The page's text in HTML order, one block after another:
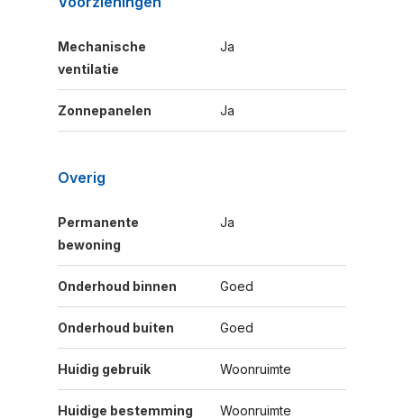
Mechanische
ventilatie
Ja
Zonnepanelen Ja
Overig
Permanente
bewoning
Ja
Onderhoud binnen Goed
Onderhoud buiten Goed
Huidig gebruik Woonruimte
Huidige bestemming Woonruimte